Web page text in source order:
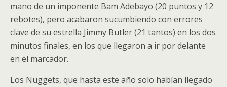
mano de un imponente Bam Adebayo (20 puntos y 12
rebotes), pero acabaron sucumbiendo con errores
clave de su estrella Jimmy Butler (21 tantos) en los dos
minutos finales, en los que llegaron a ir por delante
en el marcador.
Los Nuggets, que hasta este año solo habían llegado